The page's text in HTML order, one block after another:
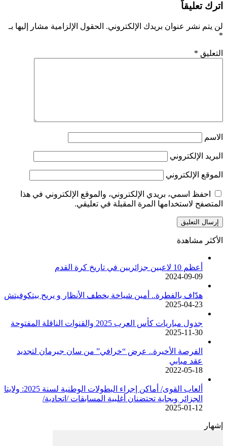
اترك تعليقاً
لن يتم نشر عنوان بريدك الإلكتروني. الحقول الإلزامية مشار إليها بـ
*
التعليق *
الاسم
البريد الإلكتروني
الموقع الإلكتروني
احفظ اسمي، بريدي الإلكتروني، والموقع الإلكتروني في هذا
المتصفح لاستخدامها المرة المقبلة في تعليقي.
الأكثر مشاهدة
أعظم 10 لاعبين جزائريين في تاريخ كرة القدم
2024-09-09
هدّاف بالفطرة.. أمين شياخة يخطف الأنظار و يريح بيتكوفيتش
2025-04-23
جدول مباريات كأس العرب 2025 والقنوات الناقلة المفتوحة
2025-11-30
الفرصة الأخيرة.. عرض “خرافي” من سان جيرمان لتجديد
عقد مبابي
2022-05-18
ألعاب القوى/ أماكن إجراء البطولات الوطنية لسنة 2025: ولايتا
الجزائر وبجاية تحتضنان أغلبية المسابقات /اتحادية/
2025-01-12
إشهار